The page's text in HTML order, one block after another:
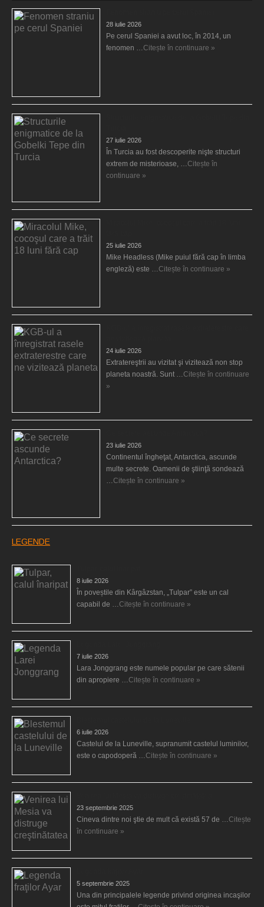
28 iulie 2026
Pe cerul Spaniei a avut loc, în 2014, un
fenomen … Citește în continuare »
27 iulie 2026
În Turcia au fost descoperite nişte structuri
extrem de misterioase, … Citește în
continuare »
25 iulie 2026
Mike Headless (Mike puiul fără cap în limba
engleză) este … Citește în continuare »
24 iulie 2026
Extratereştrii au vizitat şi vizitează non stop
planeta noastră. Sunt … Citește în continuare
»
23 iulie 2026
Continentul îngheţat, Antarctica, ascunde
multe secrete. Oamenii de ştiinţă sondează
Citește în continuare »
LEGENDE
8 iulie 2026
În poveștile din Kârgâzstan, „Tulpar” este un cal
capabil de … Citește în continuare »
7 iulie 2026
Lara Jonggrang este numele popular pe care sătenii
din apropiere … Citește în continuare »
6 iulie 2026
Castelul de la Luneville, supranumit castelul luminilor,
este o capodoperă … Citește în continuare »
23 septembrie 2025
Cineva dintre noi ştie de mult că există 57 de … Citește
în continuare »
5 septembrie 2025
Una din principalele legende privind originea incaşilor